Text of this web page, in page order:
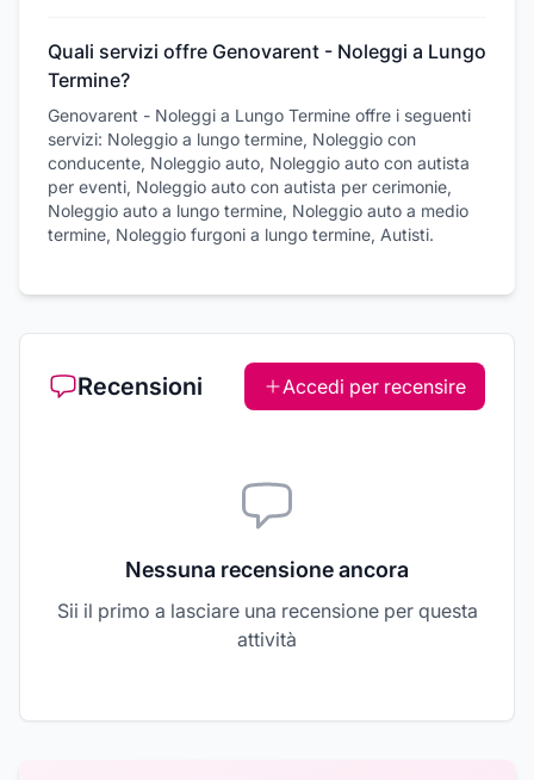
Quali servizi offre Genovarent - Noleggi a Lungo
Termine?
Genovarent - Noleggi a Lungo Termine offre i seguenti
servizi: Noleggio a lungo termine, Noleggio con
conducente, Noleggio auto, Noleggio auto con autista
per eventi, Noleggio auto con autista per cerimonie,
Noleggio auto a lungo termine, Noleggio auto a medio
termine, Noleggio furgoni a lungo termine, Autisti.
Recensioni Accedi per recensire
Nessuna recensione ancora
Sii il primo a lasciare una recensione per questa
attività